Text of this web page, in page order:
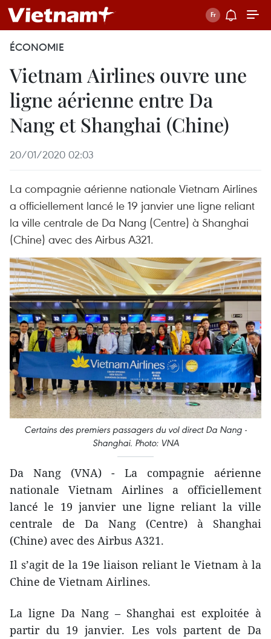
ÉCONOMIE
Vietnam Airlines ouvre une
ligne aérienne entre Da
Nang et Shanghai (Chine)
20/01/2020 02:03
La compagnie aérienne nationale Vietnam Airlines
a officiellement lancé le 19 janvier une ligne reliant
la ville centrale de Da Nang (Centre) à Shanghai
(Chine) avec des Airbus A321.
Certains des premiers passagers du vol direct Da Nang -
Shanghai. Photo: VNA
Da Nang (VNA) - La compagnie aérienne
nationale Vietnam Airlines a officiellement
lancé le 19 janvier une ligne reliant la ville
centrale de Da Nang (Centre) à Shanghai
(Chine) avec des Airbus A321.
Il s’agit de la 19e liaison reliant le Vietnam à la
Chine de Vietnam Airlines.
La ligne Da Nang – Shanghai est exploitée à
partir du 19 janvier. Les vols partent de Da